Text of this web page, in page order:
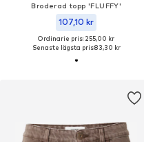
Broderad topp 'FLUFFY'
107,10 kr
Ordinarie pris: 255,00 kr
Senaste lägsta pris:83,30 kr